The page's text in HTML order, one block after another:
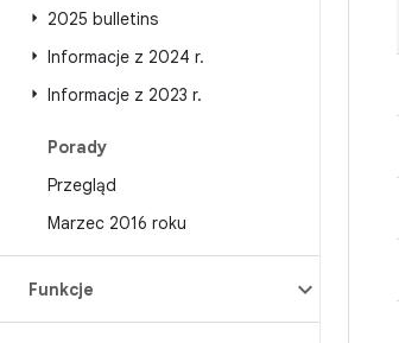
2025 bulletins
Informacje z 2024 r.
Informacje z 2023 r.
Porady
Przegląd
Marzec 2016 roku
Funkcje